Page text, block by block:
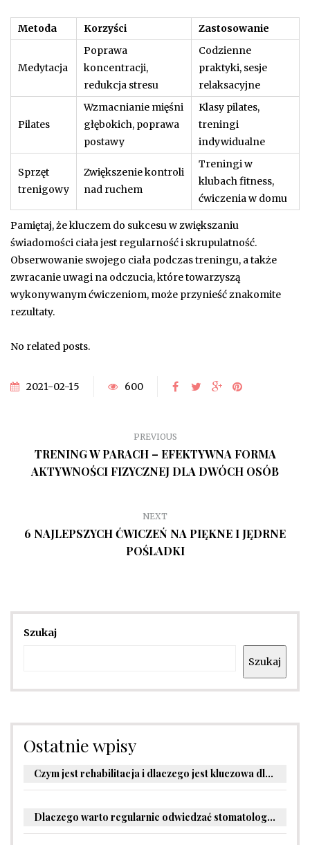
Metoda Korzyści Zastosowanie
Medytacja
Poprawa
koncentracji,
redukcja stresu
Codzienne
praktyki, sesje
relaksacyjne
Pilates
Wzmacnianie mięśni
głębokich, poprawa
postawy
Klasy pilates,
treningi
indywidualne
Sprzęt
trenigowy
Zwiększenie kontroli
nad ruchem
Treningi w
klubach fitness,
ćwiczenia w domu
Pamiętaj, że kluczem do sukcesu w zwiększaniu
świadomości ciała jest regularność i skrupulatność.
Obserwowanie swojego ciała podczas treningu, a także
zwracanie uwagi na odczucia, które towarzyszą
wykonywanym ćwiczeniom, może przynieść znakomite
rezultaty.
No related posts.
2021-02-15 600
PREVIOUS
TRENING W PARACH – EFEKTYWNA FORMA
AKTYWNOŚCI FIZYCZNEJ DLA DWÓCH OSÓB
NEXT
6 NAJLEPSZYCH ĆWICZEŃ NA PIĘKNE I JĘDRNE
POŚLADKI
Szukaj
Szukaj
Ostatnie wpisy
Czym jest rehabilitacja i dlaczego jest kluczowa dla powrotu do zdrowia?
Dlaczego warto regularnie odwiedzać stomatologa?